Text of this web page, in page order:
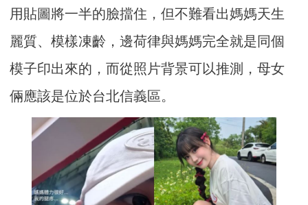
用貼圖將一半的臉擋住，但不難看出媽媽天生
麗質、模樣凍齡，邊荷律與媽媽完全就是同個
模子印出來的，而從照片背景可以推測，母女
倆應該是位於台北信義區。